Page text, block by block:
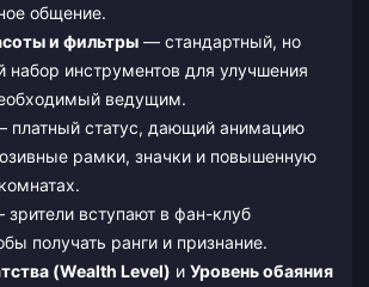
общение.
и фильтры— стандартный, но
набор инструментов для улучшения
ведущим.
платный статус, дающий анимацию
рамки, значки и повышенную
вступают в фан-клуб
получать ранги и признание.
(Wealth Level) и Уровень обаяния